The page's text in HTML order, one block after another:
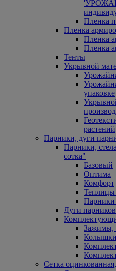
Пленка
Пленка
Пленка
Пленка
Тенты
Укрывной
упаковке
растений
Парники, дуги
Парники,
сотка"
Базовый
Оптима
Комфорт
Теплицы
Парники
Дуги
Зажимы,
Колышки
Сетка